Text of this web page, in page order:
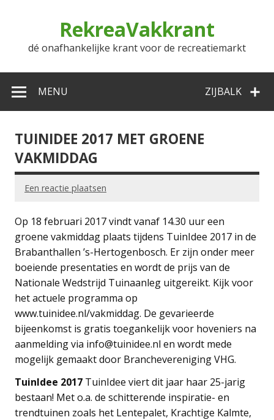
RekreaVakkrant
dé onafhankelijke krant voor de recreatiemarkt
ZIJBALK
MENU
TUINIDEE 2017 MET GROENE
VAKMIDDAG
Een reactie plaatsen
Op 18 februari 2017 vindt vanaf 14.30 uur een
groene vakmiddag plaats tijdens TuinIdee 2017 in de
Brabanthallen ’s-Hertogenbosch. Er zijn onder meer
boeiende presentaties en wordt de prijs van de
Nationale Wedstrijd Tuinaanleg uitgereikt. Kijk voor
het actuele programma op
www.tuinidee.nl/vakmiddag. De gevarieerde
bijeenkomst is gratis toegankelijk voor hoveniers na
aanmelding via info@tuinidee.nl en wordt mede
mogelijk gemaakt door Branchevereniging VHG.
TuinIdee 2017 TuinIdee viert dit jaar haar 25-jarig
bestaan! Met o.a. de schitterende inspiratie- en
trendtuinen zoals het Lentepalet, Krachtige Kalmte,